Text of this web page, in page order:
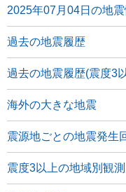
2025年07月04日の地震
過去の地震履歴
過去の地震履歴(震度3
海外の大きな地震
震源地ごとの地震発生
震度3以上の地域別観